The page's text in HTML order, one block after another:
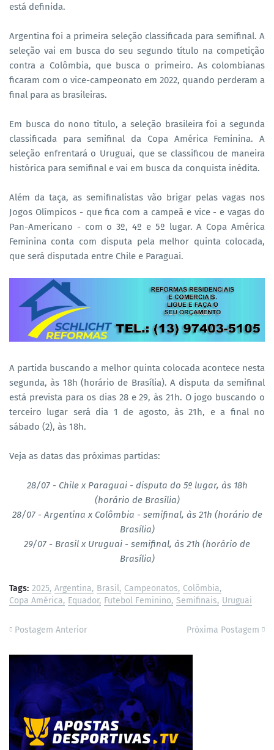
está definida.
Argentina foi a primeira seleção classificada para semifinal. A
seleção vai em busca do seu segundo título na competição
contra a Colômbia, que busca o primeiro. As colombianas
ficaram com o vice-campeonato em 2022, quando perderam a
final para as brasileiras.
Em busca do nono título, a seleção brasileira foi a segunda
classificada para semifinal da Copa América Feminina. A
seleção enfrentará o Uruguai, que se classificou de maneira
histórica para semifinal e vai em busca da conquista inédita.
Além da taça, as semifinalistas vão brigar pelas vagas nos
Jogos Olímpicos - que fica com a campeã e vice - e vagas do
Pan-Americano - com o 3º, 4º e 5º lugar. A Copa América
Feminina conta com disputa pela melhor quinta colocada,
que será disputada entre Chile e Paraguai.
A partida buscando a melhor quinta colocada acontece nesta
segunda, às 18h (horário de Brasília). A disputa da semifinal
está prevista para os dias 28 e 29, às 21h. O jogo buscando o
terceiro lugar será dia 1 de agosto, às 21h, e a final no
sábado (2), às 18h.
Veja as datas das próximas partidas:
28/07 - Chile x Paraguai - disputa do 5º lugar, às 18h
(horário de Brasília)
28/07 - Argentina x Colômbia - semifinal, às 21h (horário de
Brasília)
29/07 - Brasil x Uruguai - semifinal, às 21h (horário de
Brasília)
Tags: 2025 Argentina Brasil Campeonatos Colômbia
Copa América Equador Futebol Feminino Semifinais Uruguai
Postagem Anterior Próxima Postagem